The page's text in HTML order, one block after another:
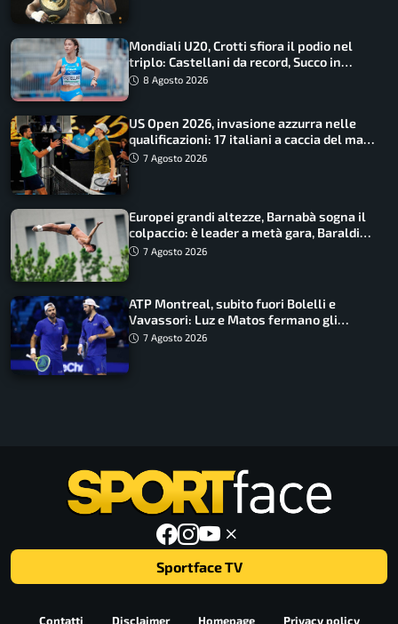
Mondiali U20, Crotti sfiora il podio nel
triplo: Castellani da record, Succo in
finale
8 Agosto 2026
US Open 2026, invasione azzurra nelle
qualificazioni: 17 italiani a caccia del main
draw7 Agosto 2026
Europei grandi altezze, Barnabà sogna il
colpaccio: è leader a metà gara, Baraldi
ancora in corsa
7 Agosto 2026
ATP Montreal, subito fuori Bolelli e
Vavassori: Luz e Matos fermano gli
azzurri
7 Agosto 2026
Sportface TV
Contatti Disclaimer Homepage Privacy policy